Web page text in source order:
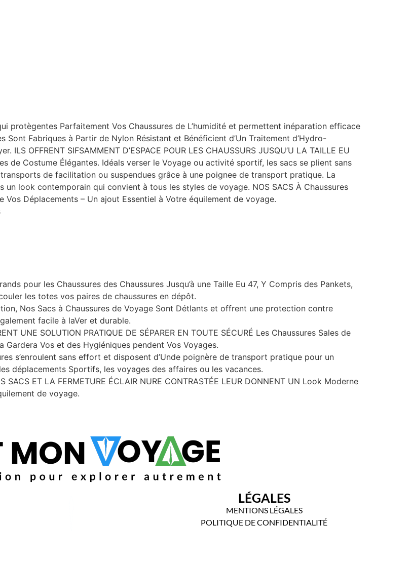
protègentes Parfaitement Vos Chaussures de L’humidité et permettent inéparation efficace
Sont Fabriques à Partir de Nylon Résistant et Bénéficient d’Un Traitement d’Hydro-
OFFRENT SIFSAMMENT D’ESPACE POUR LES CHAUSSURS JUSQU’U LA TAILLE EU
de Costume Élégantes. Idéals verser le Voyage ou activité sportif, les sacs se plient sans
de facilitation ou suspendues grâce à une poignee de transport pratique. La
un look contemporain qui convient à tous les styles de voyage. NOS SACS À Chaussures
Déplacements – Un ajout Essentiel à Votre équilement de voyage.
pour les Chaussures des Chaussures Jusqu’à une Taille Eu 47, Y Compris des Pankets,
les totes vos paires de chaussures en dépôt.
Nos Sacs à Chaussures de Voyage Sont Détlants et offrent une protection contre
facile à laVer et durable.
UNE SOLUTION PRATIQUE DE SÉPARER EN TOUTE SÉCURÉ Les Chaussures Sales de
Vos et des Hygiéniques pendent Vos Voyages.
s’enroulent sans effort et disposent d’Unde poignère de transport pratique pour un
déplacements Sportifs, les voyages des affaires ou les vacances.
SACS ET LA FERMETURE ÉCLAIR NURE CONTRASTÉE LEUR DONNENT UN Look Moderne
de voyage.
LÉGALES
MENTIONS LÉGALES
POLITIQUE DE CONFIDENTIALITÉ